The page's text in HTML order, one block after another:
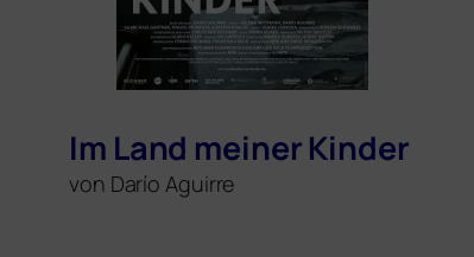
Im Land mei­ner Kinder
von Darío Aguirre